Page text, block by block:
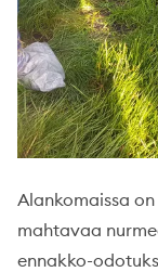
Alankomaissa
mahtavaa
ennakko-